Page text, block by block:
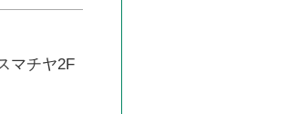
マチヤ2F